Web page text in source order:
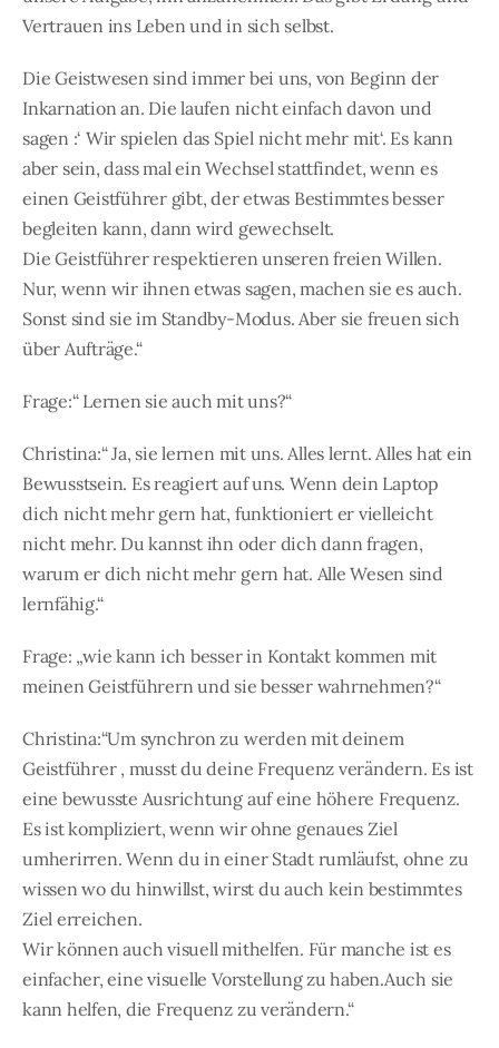
Vertrauen ins Leben und in sich selbst.
Die Geistwesen sind immer bei uns, von Beginn der
Inkarnation an. Die laufen nicht einfach davon und
sagen :‘ Wir spielen das Spiel nicht mehr mit‘. Es kann
aber sein, dass mal ein Wechsel stattfindet, wenn es
einen Geistführer gibt, der etwas Bestimmtes besser
begleiten kann, dann wird gewechselt.
Die Geistführer respektieren unseren freien Willen.
Nur, wenn wir ihnen etwas sagen, machen sie es auch.
Sonst sind sie im Standby-Modus. Aber sie freuen sich
über Aufträge.“
Frage:“ Lernen sie auch mit uns?“
Christina:“ Ja, sie lernen mit uns. Alles lernt. Alles hat ein
Bewusstsein. Es reagiert auf uns. Wenn dein Laptop
dich nicht mehr gern hat, funktioniert er vielleicht
nicht mehr. Du kannst ihn oder dich dann fragen,
warum er dich nicht mehr gern hat. Alle Wesen sind
lernfähig.“
Frage: „wie kann ich besser in Kontakt kommen mit
meinen Geistführern und sie besser wahrnehmen?“
Christina:“Um synchron zu werden mit deinem
Geistführer , musst du deine Frequenz verändern. Es ist
eine bewusste Ausrichtung auf eine höhere Frequenz.
Es ist kompliziert, wenn wir ohne genaues Ziel
umherirren. Wenn du in einer Stadt rumläufst, ohne zu
wissen wo du hinwillst, wirst du auch kein bestimmtes
Ziel erreichen.
Wir können auch visuell mithelfen. Für manche ist es
einfacher, eine visuelle Vorstellung zu haben.Auch sie
kann helfen, die Frequenz zu verändern.“